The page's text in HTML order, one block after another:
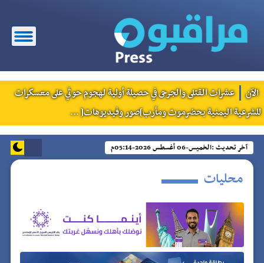
الآن
عشرات القتلى والجرحى في حصيلة أولية لهجوم حوثي على معسكرات
للشرعية اليمنية بحضرموت ومأرب]صور وفيديوهات[ ...
آخر تحديث :الخميس-06 أغسطس 2026-05:14م
محليات